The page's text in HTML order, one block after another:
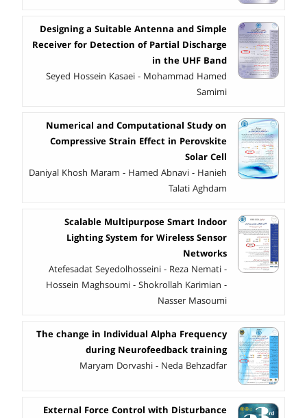
Designing a Suitable Antenna and Simple
Receiver for Detection of Partial Discharge
in the UHF Band
Seyed Hossein Kasaei - Mohammad Hamed
Samimi
Numerical and Computational Study on
Compressive Strain Effect in Perovskite
Solar Cell
Daniyal Khosh Maram - Hamed Abnavi - Hanieh
Talati Aghdam
Scalable Multipurpose Smart Indoor
Lighting System for Wireless Sensor
Networks
Atefesadat Seyedolhosseini - Reza Nemati -
Hossein Maghsoumi - Shokrollah Karimian -
Nasser Masoumi
The change in Individual Alpha Frequency
during Neurofeedback training
Maryam Dorvashi - Neda Behzadfar
External Force Control with Disturbance